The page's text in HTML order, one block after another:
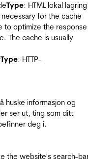
Type: HTML lokal lagring
necessary for the cache
to optimize the response
The cache is usually
Type: HTTP-
huske informasjon og
ser ut, ting som ditt
deg i.
the website's search-